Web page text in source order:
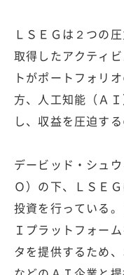
ＬＳＥＧは２つの
取得したアクティ
トがポートフォリ
方、人工知能（Ａ
し、収益を圧迫す
デービッド・シュ
Ｏ）の下、ＬＳＥ
投資を行っている
Ｉプラットフォー
タを提供するため